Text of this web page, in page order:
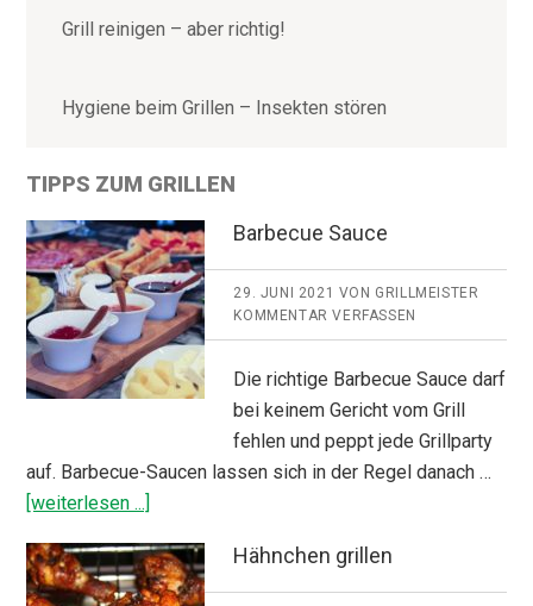
Grill reinigen – aber richtig!
Hygiene beim Grillen – Insekten stören
TIPPS ZUM GRILLEN
Barbecue Sauce
29. JUNI 2021 VON GRILLMEISTER
KOMMENTAR VERFASSEN
Die richtige Barbecue Sauce darf
bei keinem Gericht vom Grill
fehlen und peppt jede Grillparty
auf. Barbecue-Saucen lassen sich in der Regel danach …
[weiterlesen ...]
Hähnchen grillen